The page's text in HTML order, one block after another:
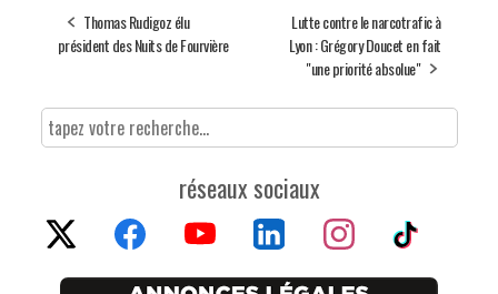
Thomas Rudigoz élu
président des Nuits de Fourvière
Lutte contre le narcotrafic à
Lyon : Grégory Doucet en fait
"une priorité absolue"
réseaux sociaux